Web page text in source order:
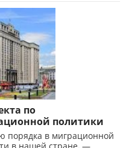
по
политики
порядка в миграционной